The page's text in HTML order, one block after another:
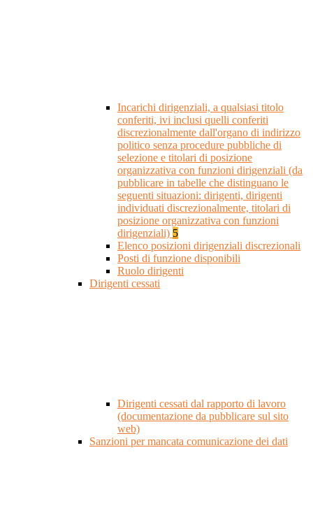
Incarichi dirigenziali, a qualsiasi titolo
conferiti, ivi inclusi quelli conferiti
discrezionalmente dall'organo di indirizzo
politico senza procedure pubbliche di
selezione e titolari di posizione
organizzativa con funzioni dirigenziali (da
pubblicare in tabelle che distinguano le
seguenti situazioni: dirigenti, dirigenti
individuati discrezionalmente, titolari di
posizione organizzativa con funzioni
dirigenziali) 5
Elenco posizioni dirigenziali discrezionali
Posti di funzione disponibili
Ruolo dirigenti
Dirigenti cessati
Dirigenti cessati dal rapporto di lavoro
(documentazione da pubblicare sul sito
web)
Sanzioni per mancata comunicazione dei dati